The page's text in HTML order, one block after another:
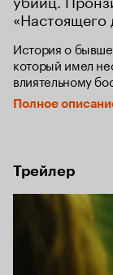
«Настоящего
История о
который имел
влиятельному
пускается в
Полное
Трейлер